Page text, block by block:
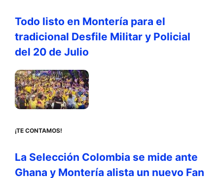
Todo listo en Montería para el
tradicional Desfile Militar y Policial
del 20 de Julio
¡TE CONTAMOS!
La Selección Colombia se mide ante
Ghana y Montería alista un nuevo Fan